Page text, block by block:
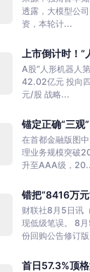
透露，大模型公
资，本轮计...
上市倒计时！
A股“人形机器人
42.02亿元 投向
元/股 战略...
锚定正确“三观
在首都金融版图
理业务规模突破
升至AAA级，
错把“8416万
财联社8月5日讯
现低级笔误。 8
份回购公告修订
首日57.3%顶